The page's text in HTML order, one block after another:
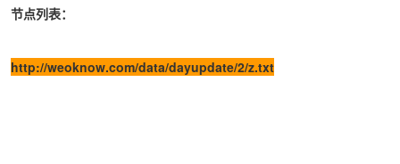
节点列表：
http://weoknow.com/data/dayupdate/2/z.txt